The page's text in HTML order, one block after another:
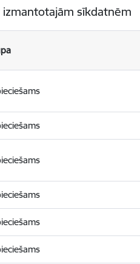
sīkdatnēm